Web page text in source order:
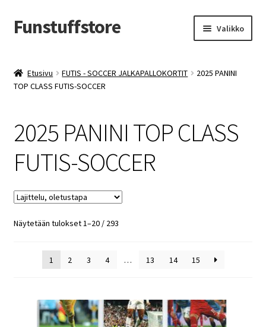
Siirry
navigointiin
Siirry
sisältöön
Funstuffstore Valikko
Etusivu FUTIS - SOCCER JALKAPALLOKORTIT
2025 PANINI
TOP CLASS FUTIS-SOCCER
2025 PANINI TOP CLASS
FUTIS-SOCCER
Näytetään tulokset 1–20 / 293
1 2 3 4 … 13 14 15